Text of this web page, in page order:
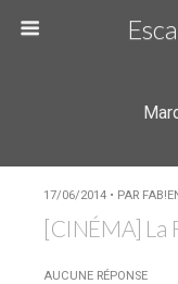
17/06/2014 • PAR
[CINÉMA] La
AUCUNE RÉPONSE